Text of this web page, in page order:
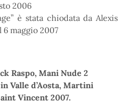
2006
è stata chiodata da Alexis
maggio 2007
Raspo, Mani Nude 2
Valle d’Aosta, Martini
Vincent 2007.